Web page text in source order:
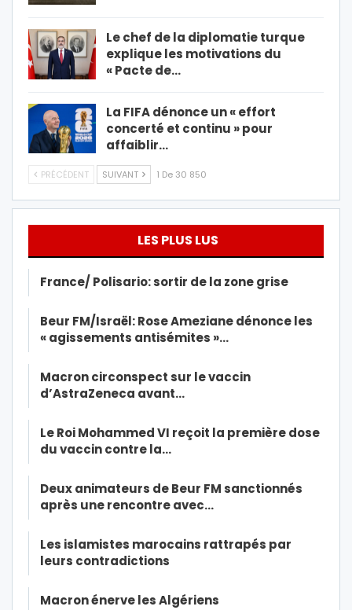
Le chef de la diplomatie turque
explique les motivations du
« Pacte de…
La FIFA dénonce un « effort
concerté et continu » pour
affaiblir…
PRÉCÉDENT SUIVANT 1 De 30 850
LES PLUS LUS
France/ Polisario: sortir de la zone grise
Beur FM/Israël: Rose Ameziane dénonce les
« agissements antisémites »…
Macron circonspect sur le vaccin
d’AstraZeneca avant…
Le Roi Mohammed VI reçoit la première dose
du vaccin contre la…
Deux animateurs de Beur FM sanctionnés
après une rencontre avec…
Les islamistes marocains rattrapés par
leurs contradictions
Macron énerve les Algériens